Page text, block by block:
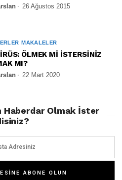
26 Ağustos 2015
MAKALELER
ÖLMEK Mİ İSTERSİNİZ
MI?
22 Mart 2020
Haberdar Olmak İster